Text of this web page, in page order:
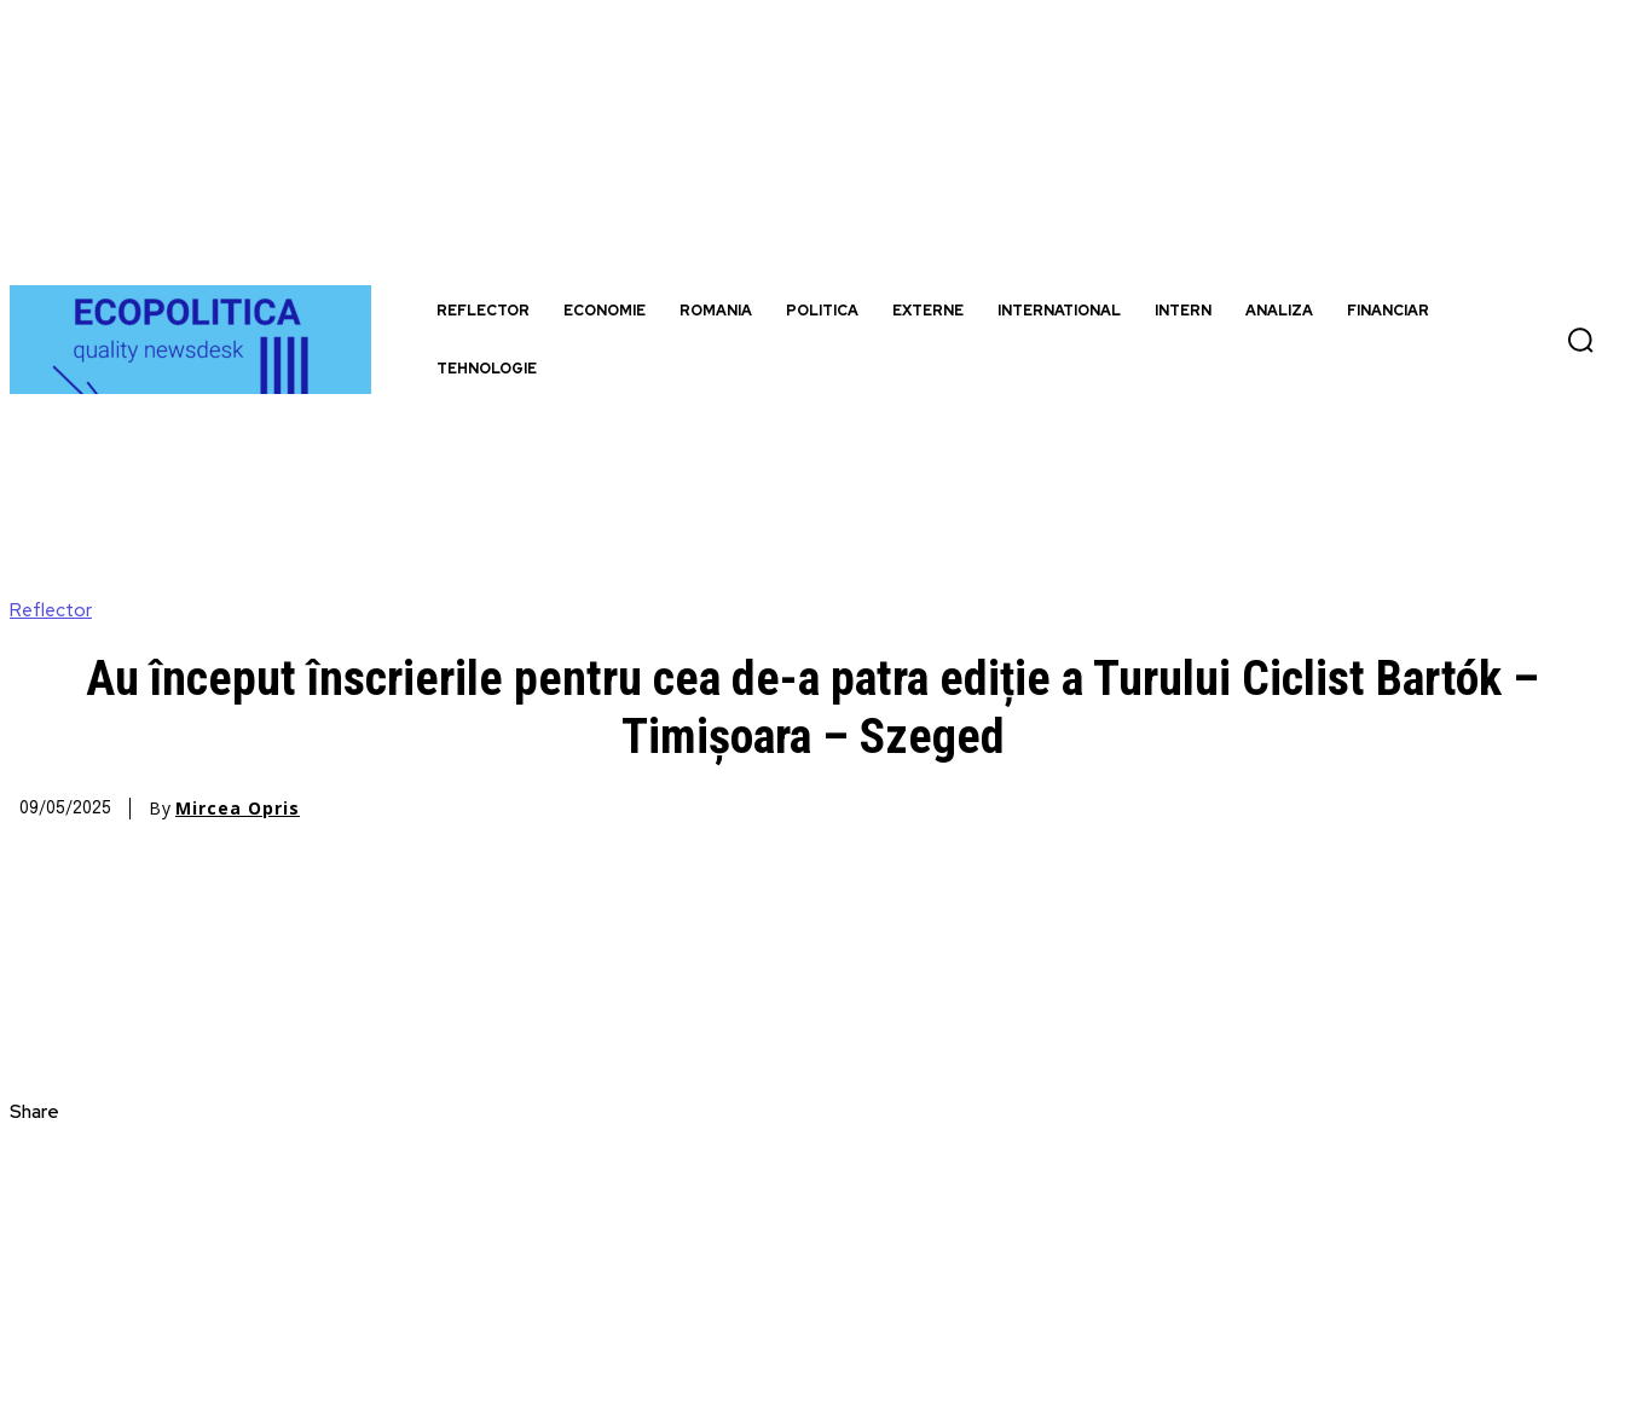
REFLECTOR ECONOMIE ROMANIA POLITICA EXTERNE INTERNATIONAL INTERN ANALIZA FINANCIAR
TEHNOLOGIE
Reflector
Au început înscrierile pentru cea de-a patra ediție a Turului Ciclist Bartók –
Timișoara – Szeged
09/05/2025 By Mircea Opris
Share